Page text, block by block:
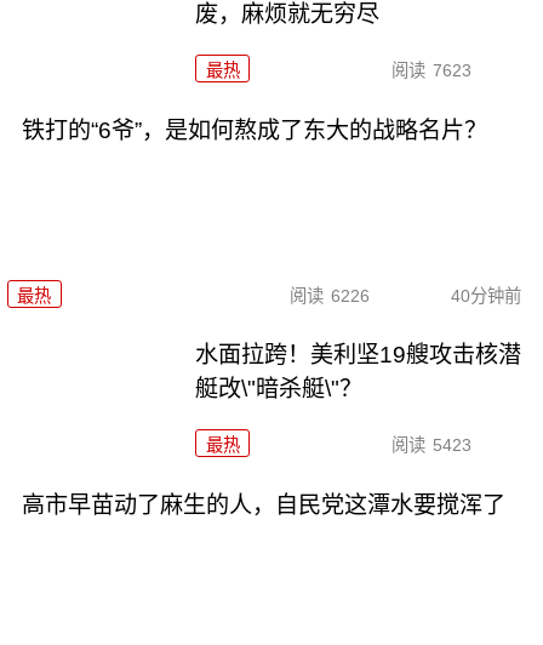
废，麻烦就无穷尽
最热 阅读 7623
铁打的“6爷”，是如何熬成了东大的战略名片？
最热 阅读 6226 40分钟前
水面拉跨！美利坚19艘攻击核潜
艇改\"暗杀艇\"？
最热 阅读 5423
高市早苗动了麻生的人，自民党这潭水要搅浑了